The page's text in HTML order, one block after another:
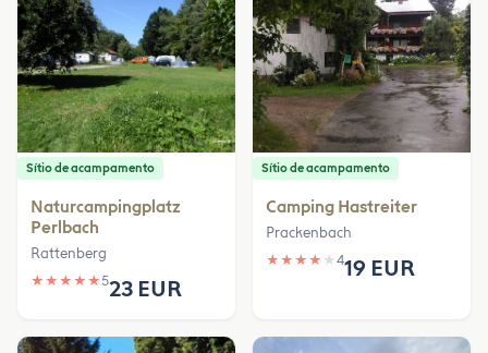
Sítio de acampamento
Naturcampingplatz
Perlbach
Rattenberg
★ ★ ★ ★ ★523 EUR
Sítio de acampamento
Camping Hastreiter
Prackenbach
★ ★ ★ ★ ★ 419 EUR